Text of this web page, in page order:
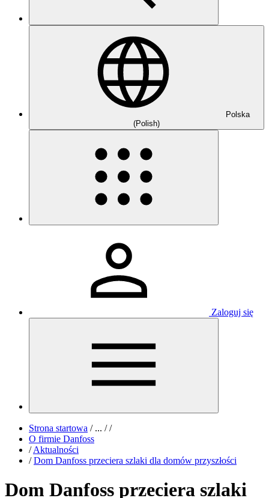
Polska
(Polish)
Zaloguj się
Strona startowa /... / /
O firmie Danfoss
/ Aktualności
/ Dom Danfoss przeciera szlaki dla domów przyszłości
Dom Danfoss przeciera szlaki